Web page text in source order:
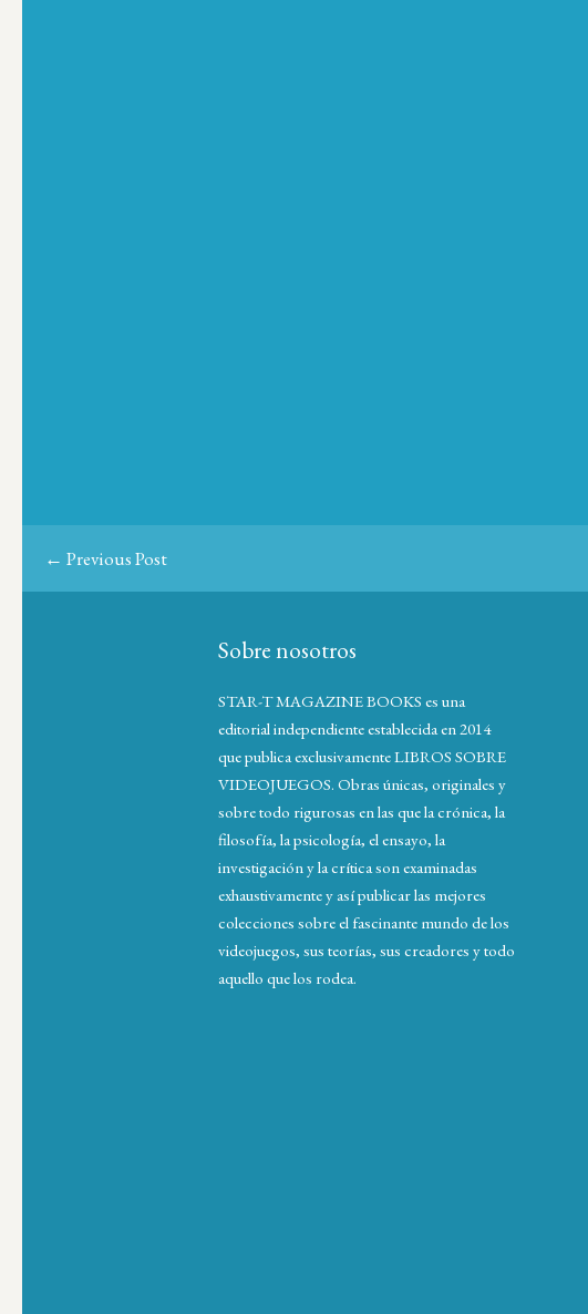
← Previous Post
Sobre nosotros
STAR-T MAGAZINE BOOKS es una
editorial independiente establecida en 2014
que publica exclusivamente LIBROS SOBRE
VIDEOJUEGOS. Obras únicas, originales y
sobre todo rigurosas en las que la crónica, la
filosofía, la psicología, el ensayo, la
investigación y la crítica son examinadas
exhaustivamente y así publicar las mejores
colecciones sobre el fascinante mundo de los
videojuegos, sus teorías, sus creadores y todo
aquello que los rodea.